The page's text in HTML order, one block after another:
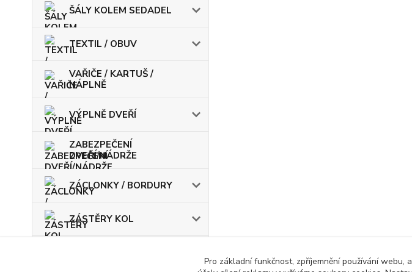
ŠÁLY KOLEM SEDADEL
TEXTIL / OBUV
VAŘIČE / KARTUŠ /
NÁPLNĚ
VÝPLNĚ DVEŘÍ
ZABEZPEČENÍ
DVEŘÍ/NÁDRŽE
ZÁCLONKY / BORDURY
ZÁSTĚRY KOL
Pro základní funkčnost, zpříjemnění používání